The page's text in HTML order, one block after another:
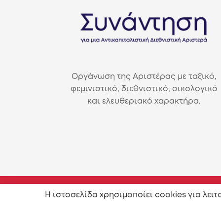
Οργάνωση της Αριστέρας με ταξικό,
φεμινιστικό, διεθνιστικό, οικολογικό
και ελευθεριακό χαρακτήρα.
Επιτρέπεται η αναπαραγωγή και διανομή
Η ιστοσελίδα χρησιμοποίει cookies για